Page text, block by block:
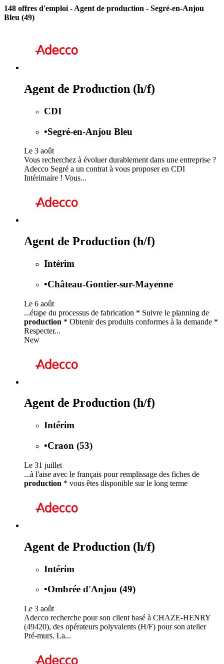
148 offres d'emploi - Agent de production - Segré-en-Anjou
Bleu (49)
Agent de Production (h/f)
CDI
•Segré-en-Anjou Bleu
Le 3 août
Vous recherchez à évoluer durablement dans une entreprise ?
Adecco Segré a un contrat à vous proposer en CDI
Intérimaire ! Vous...
Agent de Production (h/f)
Intérim
•Château-Gontier-sur-Mayenne
Le 6 août
...étape du processus de fabrication * Suivre le planning de
production * Obtenir des produits conformes à la demande *
Respecter...
New
Agent de Production (h/f)
Intérim
•Craon (53)
Le 31 juillet
...à l'aise avec le français pour remplissage des fiches de
production * vous êtes disponible sur le long terme
Agent de Production (h/f)
Intérim
•Ombrée d'Anjou (49)
Le 3 août
Adecco recherche pour son client basé à CHAZE-HENRY
(49420), des opérateurs polyvalents (H/F) pour son atelier
Pré-murs. La...